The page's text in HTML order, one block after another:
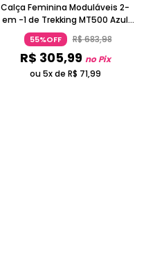
Calça Feminina Moduláveis 2-
em -1 de Trekking MT500 Azul
Forclaz
55%OFF R$683,98
R$ 305,99 no Pix
ou 5x de R$ 71,99